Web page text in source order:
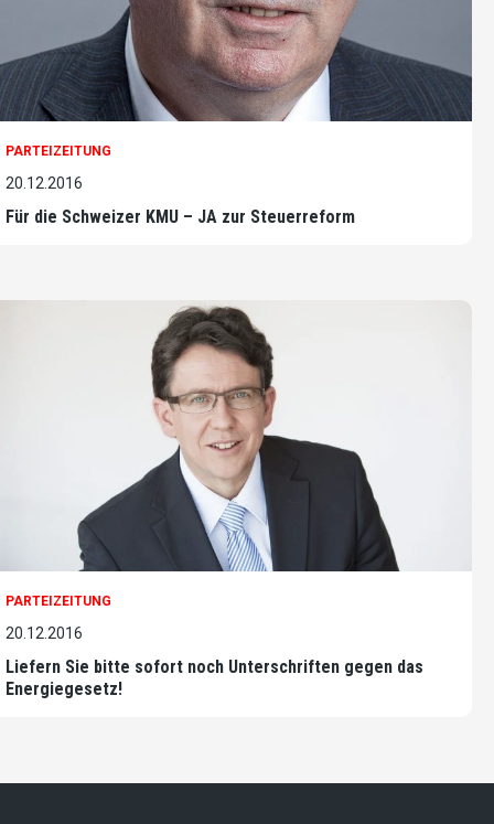
PARTEIZEITUNG
20.12.2016
Für die Schweizer KMU – JA zur Steuerreform
PARTEIZEITUNG
20.12.2016
Liefern Sie bitte sofort noch Unterschriften gegen das
Energiegesetz!